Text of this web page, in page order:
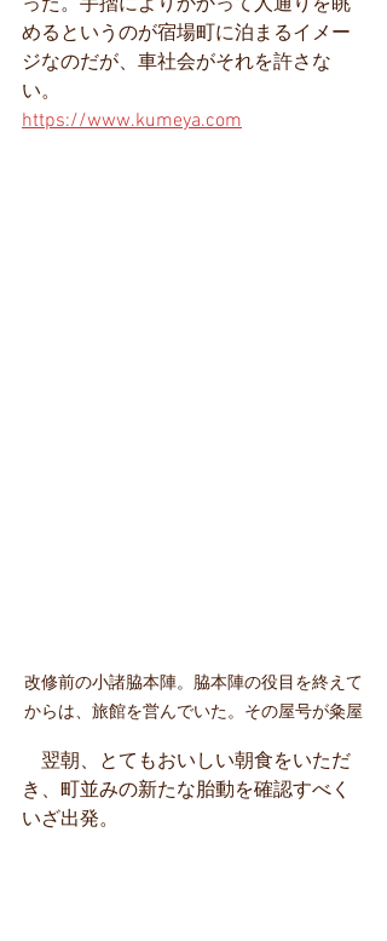
った。手摺によりかかって人通りを眺
めるというのが宿場町に泊まるイメー
ジなのだが、車社会がそれを許さな
い。
https://www.kumeya.com
改修前の小諸脇本陣。脇本陣の役目を終えて
からは、旅館を営んでいた。その屋号が粂屋
翌朝、とてもおいしい朝食をいただ
き、町並みの新たな胎動を確認すべく
いざ出発。